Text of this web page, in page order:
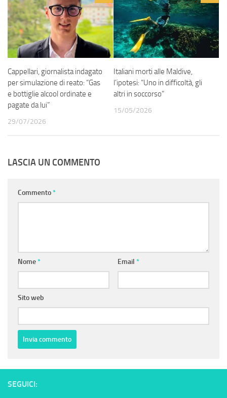
Cappellari, giornalista indagato
per simulazione di reato: “Gas
e bottiglie alcool ordinate e
pagate da lui”
29/07/2026
Italiani morti alle Maldive,
l’ipotesi: “Uno in difficoltà, gli
altri in soccorso”
15/05/2026
LASCIA UN COMMENTO
Commento*
Nome* Email *
Sito web
SEGUICI: